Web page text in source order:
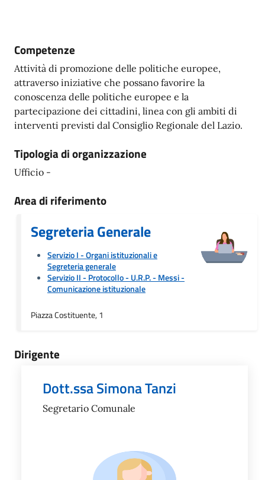
Competenze
Attività di promozione delle politiche europee,
attraverso iniziative che possano favorire la
conoscenza delle politiche europee e la
partecipazione dei cittadini, linea con gli ambiti di
interventi previsti dal Consiglio Regionale del Lazio.
Tipologia di organizzazione
Ufficio -
Area di riferimento
Segreteria Generale
Servizio I - Organi istituzionali e
Segreteria generale
Servizio II - Protocollo - U.R.P. - Messi-
Comunicazione istituzionale
Piazza Costituente, 1
Dirigente
Dott.ssa Simona Tanzi
Segretario Comunale